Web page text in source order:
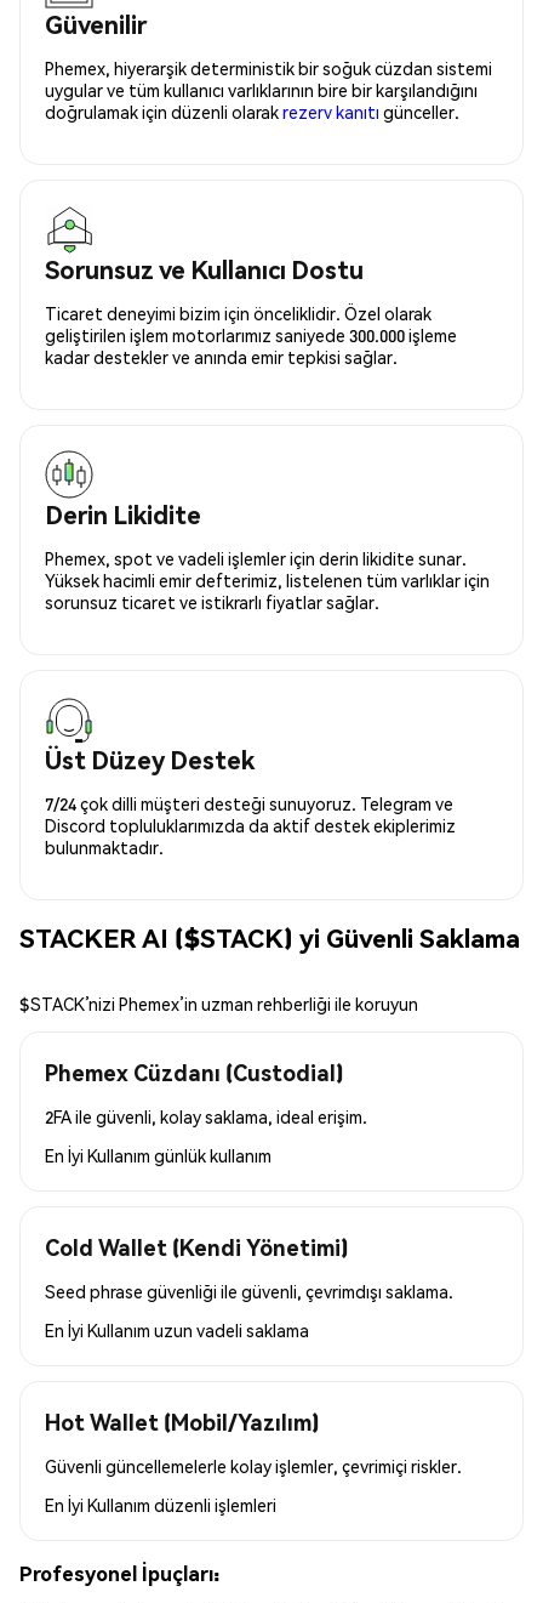
Güvenilir
Phemex, hiyerarşik deterministik bir soğuk cüzdan sistemi
uygular ve tüm kullanıcı varlıklarının bire bir karşılandığını
doğrulamak için düzenli olarakrezerv kanıtı günceller.
Sorunsuz ve Kullanıcı Dostu
Ticaret deneyimi bizim için önceliklidir. Özel olarak
geliştirilen işlem motorlarımız saniyede 300.000 işleme
kadar destekler ve anında emir tepkisi sağlar.
Derin Likidite
Phemex, spot ve vadeli işlemler için derin likidite sunar.
Yüksek hacimli emir defterimiz, listelenen tüm varlıklar için
sorunsuz ticaret ve istikrarlı fiyatlar sağlar.
Üst Düzey Destek
7/24 çok dilli müşteri desteği sunuyoruz. Telegram ve
Discord topluluklarımızda da aktif destek ekiplerimiz
bulunmaktadır.
STACKER AI ($STACK) yi Güvenli Saklama
$STACK’nizi Phemex’in uzman rehberliği ile koruyun
Phemex Cüzdanı (Custodial)
2FA ile güvenli, kolay saklama, ideal erişim.
En İyi Kullanım günlük kullanım
Cold Wallet (Kendi Yönetimi)
Seed phrase güvenliği ile güvenli, çevrimdışı saklama.
En İyi Kullanım uzun vadeli saklama
Hot Wallet (Mobil/Yazılım)
Güvenli güncellemelerle kolay işlemler, çevrimiçi riskler.
En İyi Kullanım düzenli işlemleri
Profesyonel İpuçları: